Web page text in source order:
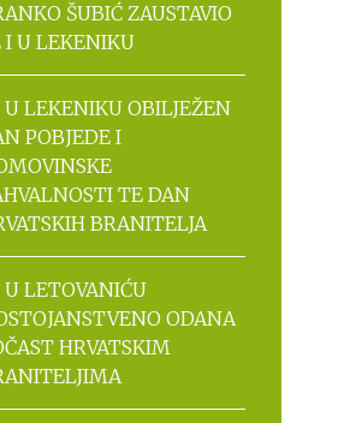
ŠUBIĆ ZAUSTAVIO
I U LEKENIKU
U LEKENIKU OBILJEŽEN
POBJEDE I
TE DAN
BRANITELJA
U LETOVANIĆU
ODANA
HRVATSKIM